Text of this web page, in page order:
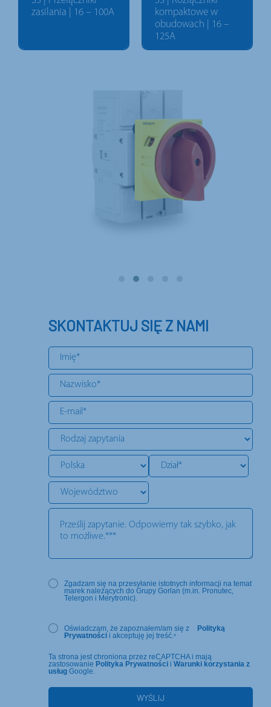
zasilania | 16 – 100A
kompaktowe w
obudowach | 16 –
125A
SKONTAKTUJ SIĘ Z NAMI
Zgadzam się na przesyłanie istotnych informacji na temat
marek należących do Grupy Gorlan (m.in. Pronutec,
Telergon i Merytronic).
Oświadczam, że zapoznałem/am się z
Polityką
Prywatności i akceptuję jej treść. *
Ta strona jest chroniona przez reCAPTCHA i mają
zastosowanie Polityka Prywatności i Warunki korzystania z
usług Google.